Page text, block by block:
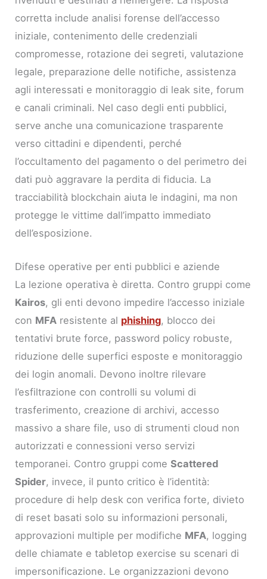
corretta include analisi forense dell’accesso
iniziale, contenimento delle credenziali
compromesse, rotazione dei segreti, valutazione
legale, preparazione delle notifiche, assistenza
agli interessati e monitoraggio di leak site, forum
e canali criminali. Nel caso degli enti pubblici,
serve anche una comunicazione trasparente
verso cittadini e dipendenti, perché
l’occultamento del pagamento o del perimetro dei
dati può aggravare la perdita di fiducia. La
tracciabilità blockchain aiuta le indagini, ma non
protegge le vittime dall’impatto immediato
dell’esposizione.
Difese operative per enti pubblici e aziende
La lezione operativa è diretta. Contro gruppi come
Kairos, gli enti devono impedire l’accesso iniziale
con MFA resistente al phishing, blocco dei
tentativi brute force, password policy robuste,
riduzione delle superfici esposte e monitoraggio
dei login anomali. Devono inoltre rilevare
l’esfiltrazione con controlli su volumi di
trasferimento, creazione di archivi, accesso
massivo a share file, uso di strumenti cloud non
autorizzati e connessioni verso servizi
temporanei. Contro gruppi comeScattered
Spider, invece, il punto critico è l’identità:
procedure di help desk con verifica forte, divieto
di reset basati solo su informazioni personali,
approvazioni multiple per modifiche MFA, logging
delle chiamate e tabletop exercise su scenari di
impersonificazione. Le organizzazioni devono